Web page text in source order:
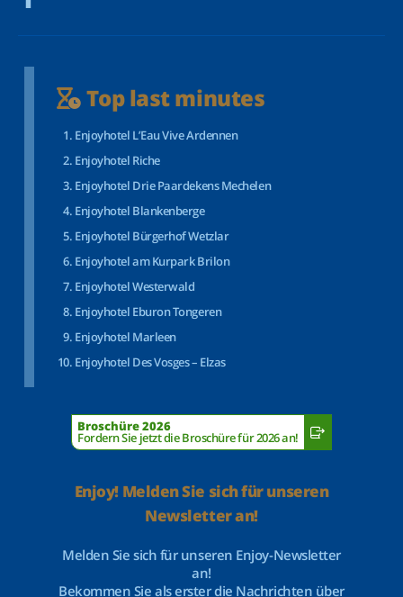
Top last minutes
Enjoyhotel L’Eau Vive Ardennen
Enjoyhotel Riche
Enjoyhotel Drie Paardekens Mechelen
Enjoyhotel Blankenberge
Enjoyhotel Bürgerhof Wetzlar
Enjoyhotel am Kurpark Brilon
Enjoyhotel Westerwald
Enjoyhotel Eburon Tongeren
Enjoyhotel Marleen
Enjoyhotel Des Vosges – Elzas
Broschüre 2026
Fordern Sie jetzt die Broschüre für 2026 an!
Enjoy! Melden Sie sich für unseren
Newsletter an!
Melden Sie sich für unseren Enjoy-Newsletter
an!
Bekommen Sie als erster die Nachrichten über